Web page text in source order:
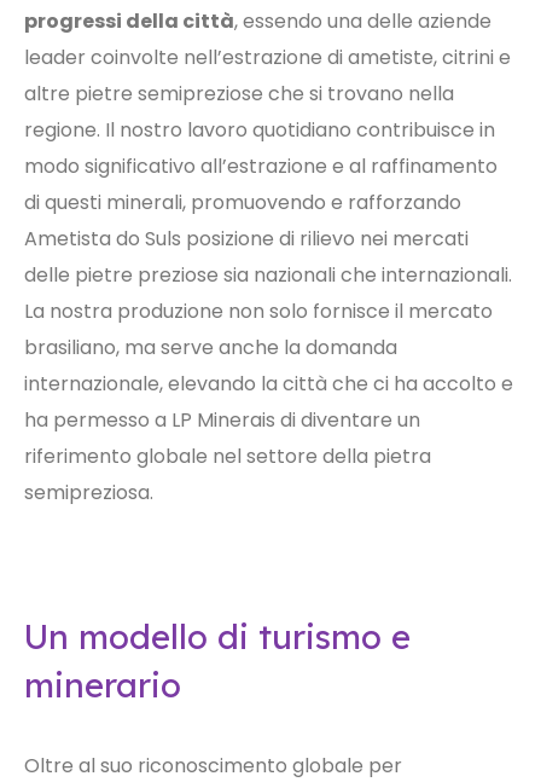
progressi della città, essendo una delle aziende
leader coinvolte nell’estrazione di ametiste, citrini e
altre pietre semipreziose che si trovano nella
regione. Il nostro lavoro quotidiano contribuisce in
modo significativo all’estrazione e al raffinamento
di questi minerali, promuovendo e rafforzando
Ametista do Suls posizione di rilievo nei mercati
delle pietre preziose sia nazionali che internazionali.
La nostra produzione non solo fornisce il mercato
brasiliano, ma serve anche la domanda
internazionale, elevando la città che ci ha accolto e
ha permesso a LP Minerais di diventare un
riferimento globale nel settore della pietra
semipreziosa.
Un modello di turismo e
minerario
Oltre al suo riconoscimento globale per